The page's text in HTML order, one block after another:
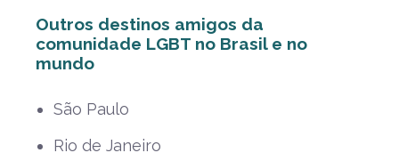
Outros destinos amigos da
comunidade LGBT no Brasil e no
mundo
São Paulo
Rio de Janeiro